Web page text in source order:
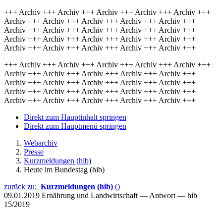
+++ Archiv +++ Archiv +++ Archiv +++ Archiv +++ Archiv +++
Archiv +++ Archiv +++ Archiv +++ Archiv +++ Archiv +++
Archiv +++ Archiv +++ Archiv +++ Archiv +++ Archiv +++
Archiv +++ Archiv +++ Archiv +++ Archiv +++ Archiv +++
Archiv +++ Archiv +++ Archiv +++ Archiv +++ Archiv +++
+++ Archiv +++ Archiv +++ Archiv +++ Archiv +++ Archiv +++
Archiv +++ Archiv +++ Archiv +++ Archiv +++ Archiv +++
Archiv +++ Archiv +++ Archiv +++ Archiv +++ Archiv +++
Archiv +++ Archiv +++ Archiv +++ Archiv +++ Archiv +++
Archiv +++ Archiv +++ Archiv +++ Archiv +++ Archiv +++
Direkt zum Hauptinhalt springen
Direkt zum Hauptmenü springen
Webarchiv
Presse
Kurzmeldungen (hib)
Heute im Bundestag (hib)
zurück zu: Kurzmeldungen (hib) ()
09.01.2019 Ernährung und Landwirtschaft — Antwort — hib
15/2019